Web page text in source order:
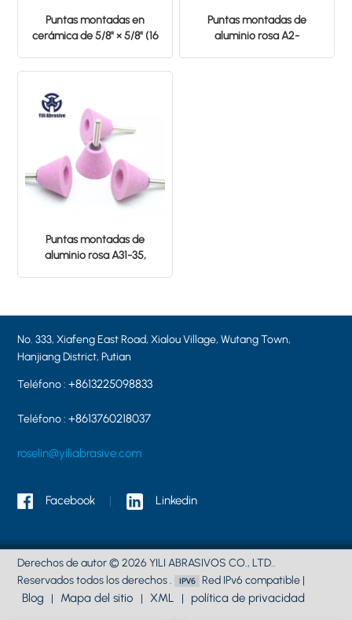
Puntas montadas en
cerámica de 5/8" × 5/8" (16
Puntas montadas de
aluminio rosa A2-
Puntas montadas de
aluminio rosa A31-35,
No. 333, Xiafeng East Road, Xialou Village, Wutang Town,
Hanjiang District, Putian
Teléfono :+8613225098833
Teléfono :+8613760218037
roselin@yiliabrasive.com
Facebook Linkedin
Derechos de autor © 2026 YILI ABRASIVOS CO., LTD..
Reservados todos los derechos .
Red IPv6 compatible |
Blog | Mapa del sitio | XML | política de privacidad